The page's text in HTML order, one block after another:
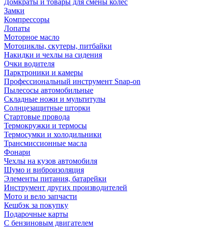
Домкраты и товары для смены колес
Замки
Компрессоры
Лопаты
Моторное масло
Мотоциклы, скутеры, питбайки
Накидки и чехлы на сидения
Очки водителя
Парктроники и камеры
Профессиональный инструмент Snap-on
Пылесосы автомобильные
Складные ножи и мультитулы
Солнцезащитные шторки
Стартовые провода
Термокружки и термосы
Термосумки и холодильники
Трансмиссионные масла
Фонари
Чехлы на кузов автомобиля
Шумо и виброизоляция
Элементы питания, батарейки
Инструмент других производителей
Мото и вело запчасти
Кешбэк за покупку
Подарочные карты
С бензиновым двигателем